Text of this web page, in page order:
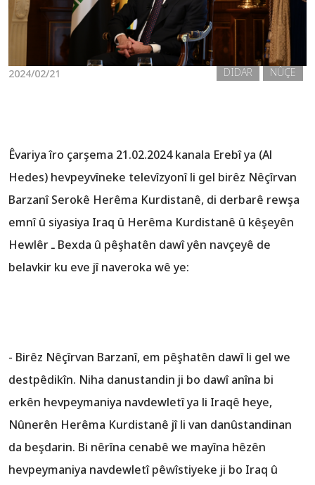
2024/02/21 NÛÇE
DIDAR
Êvariya îro çarşema 21.02.2024 kanala Erebî ya (Al
Hedes) hevpeyvîneke televîzyonî li gel birêz Nêçîrvan
Barzanî Serokê Herêma Kurdistanê, di derbarê rewşa
emnî û siyasiya Iraq û Herêma Kurdistanê û kêşeyên
Hewlêr ـ Bexda û pêşhatên dawî yên navçeyê de
belavkir ku eve jî naveroka wê ye:
- Birêz Nêçîrvan Barzanî, em pêşhatên dawî li gel we
destpêdikîn. Niha danustandin ji bo dawî anîna bi
erkên hevpeymaniya navdewletî ya li Iraqê heye,
Nûnerên Herêma Kurdistanê jî li van danûstandinan
da beşdarin. Bi nêrîna cenabê we mayîna hêzên
hevpeymaniya navdewletî pêwîstiyeke ji bo Iraq û